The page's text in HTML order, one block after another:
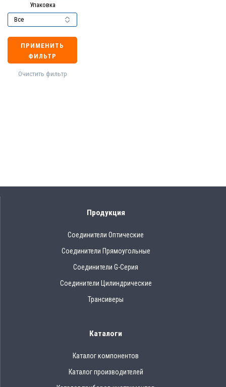
Упаковка
ПРИМЕНИТЬ
ФИЛЬТР
Очистить фильтр
Продукция
Соединители Оптические
Соединители Прямоугольные
Соединители G-Серия
Соединители Цилиндрические
Трансиверы
Каталоги
Каталог компонентов
Каталог производителей